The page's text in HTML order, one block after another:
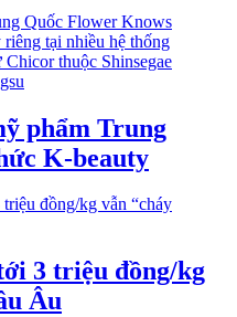
phẩm Trung
K-beauty
3 triệu đồng/kg
Âu